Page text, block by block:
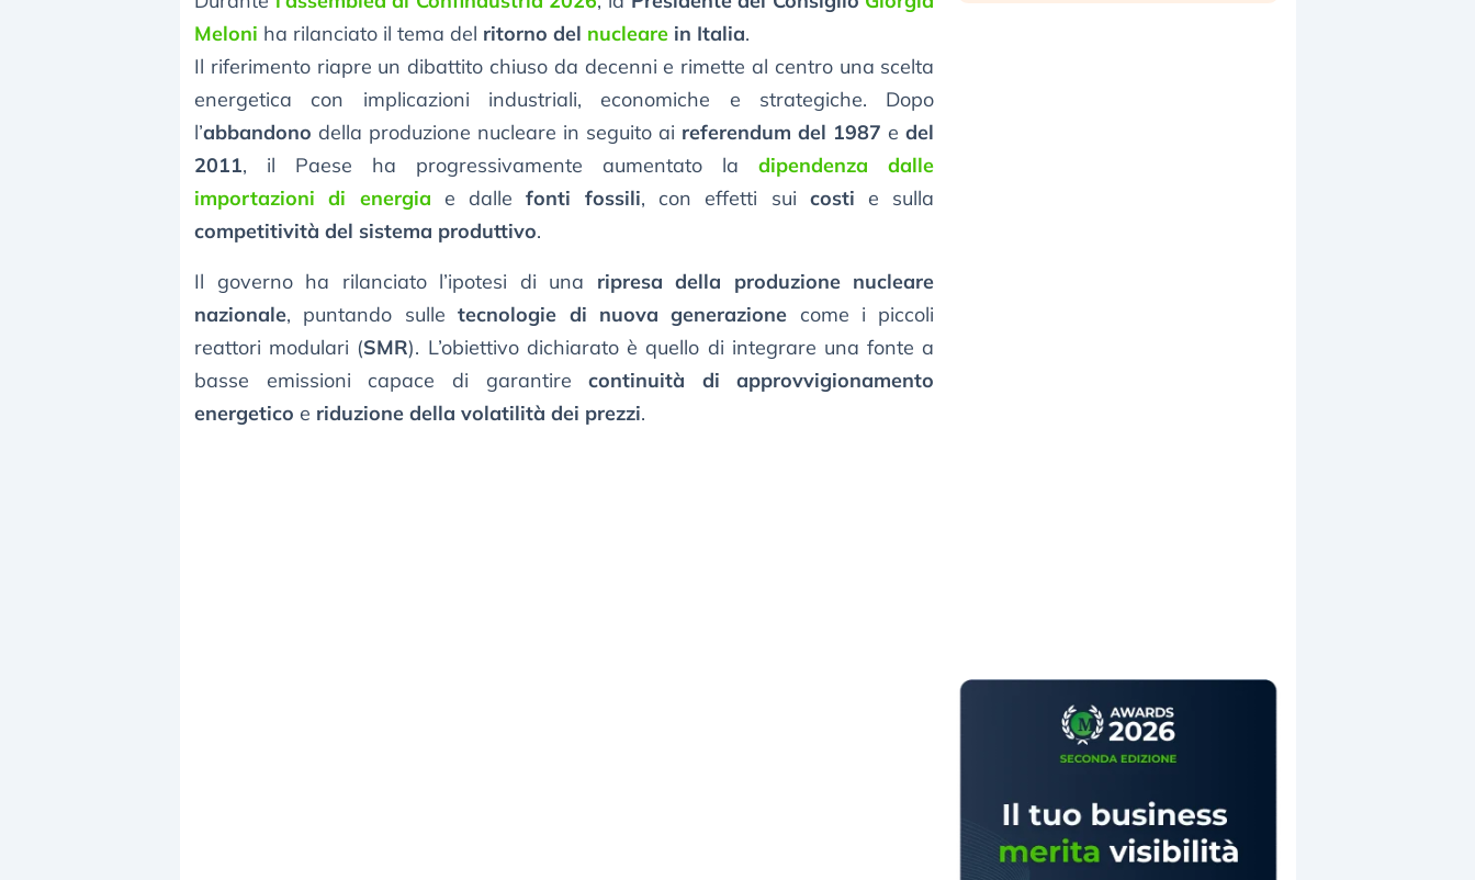
Meloni ha rilanciato il tema del ritorno del nucleare in Italia.
Il riferimento riapre un dibattito chiuso da decenni e rimette al centro una scelta
energetica con implicazioni industriali, economiche e strategiche. Dopo
l’abbandono della produzione nucleare in seguito ai referendum del 1987 edel
2011, il Paese ha progressivamente aumentato ladipendenza dalle
importazioni di energia e dallefonti fossili, con effetti sui costi e sulla
competitività del sistema produttivo.
Il governo ha rilanciato l’ipotesi di una ripresa della produzione nucleare
nazionale, puntando sulletecnologie di nuova generazione come i piccoli
reattori modulari (SMR). L’obiettivo dichiarato è quello di integrare una fonte a
basse emissioni capace di garantirecontinuità di approvvigionamento
energetico e riduzione della volatilità dei prezzi.